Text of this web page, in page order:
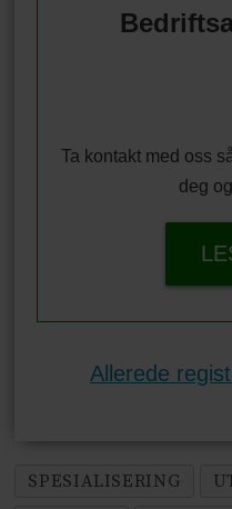
Ta kontakt med oss
deg
Allerede
SPESIALISERING